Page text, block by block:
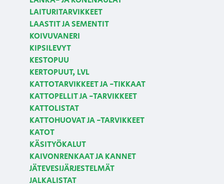
LAITURITARVIKKEET
LAASTIT JA SEMENTIT
KOIVUVANERI
KIPSILEVYT
KESTOPUU
KERTOPUUT, LVL
KATTOTARVIKKEET JA -TIKKAAT
KATTOPELLIT JA -TARVIKKEET
KATTOLISTAT
KATTOHUOVAT JA -TARVIKKEET
KATOT
KÄSITYÖKALUT
KAIVONRENKAAT JA KANNET
JÄTEVESIJÄRJESTELMÄT
JALKALISTAT